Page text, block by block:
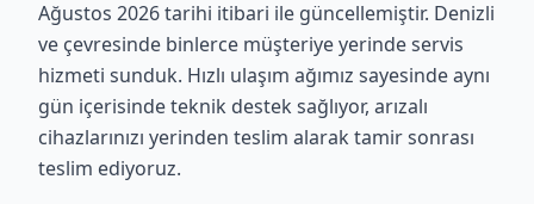
Ağustos 2026 tarihi itibari ile güncellemiştir. Denizli
ve çevresinde binlerce müşteriye yerinde servis
hizmeti sunduk. Hızlı ulaşım ağımız sayesinde aynı
gün içerisinde teknik destek sağlıyor, arızalı
cihazlarınızı yerinden teslim alarak tamir sonrası
teslim ediyoruz.